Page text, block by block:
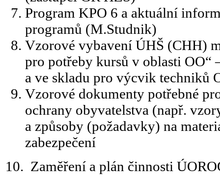
Program KPO 6 a aktuální
programů (M.Studnik)
Vzorové vybavení ÚHŠ (CHH)
pro potřeby kursů v oblasti OO“
a ve skladu pro výcvik techniků
Vzorové dokumenty potřebné
ochrany obyvatelstva (např.
a způsoby (požadavky) na
zabezpečení
10. Zaměření a plán činnosti